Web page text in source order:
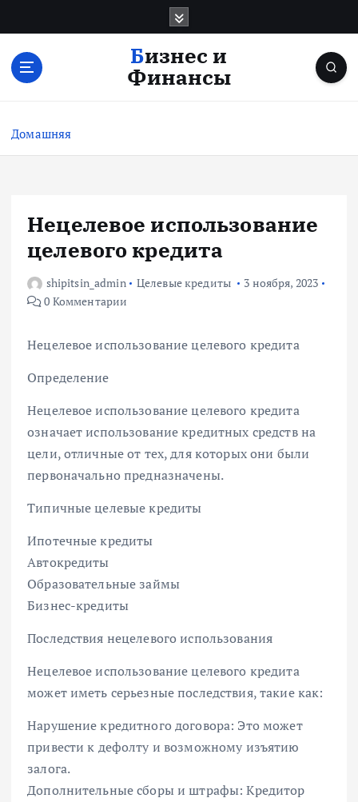
с
Бизнес и
Финансы
Домашняя
Нецелевое использование
целевого кредита
shipitsin_admin Целевые кредиты
3 ноября, 2023
0 Комментарии
Нецелевое использование целевого кредита
Определение
Нецелевое использование целевого кредита
означает использование кредитных средств на
цели, отличные от тех, для которых они были
первоначально предназначены.
Типичные целевые кредиты
Ипотечные кредиты
Автокредиты
Образовательные займы
Бизнес-кредиты
Последствия нецелевого использования
Нецелевое использование целевого кредита
может иметь серьезные последствия, такие как:
Нарушение кредитного договора: Это может
привести к дефолту и возможному изъятию
залога.
Дополнительные сборы и штрафы: Кредитор